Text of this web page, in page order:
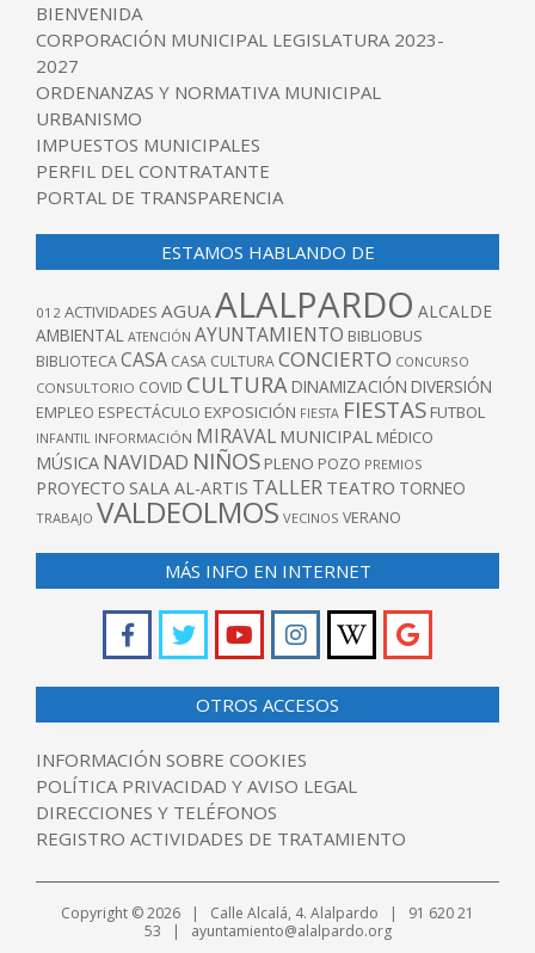
BIENVENIDA
CORPORACIÓN MUNICIPAL LEGISLATURA 2023-
2027
ORDENANZAS Y NORMATIVA MUNICIPAL
URBANISMO
IMPUESTOS MUNICIPALES
PERFIL DEL CONTRATANTE
PORTAL DE TRANSPARENCIA
ESTAMOS HABLANDO DE
012 ACTIVIDADES AGUAALALPARDO ALCALDE
AMBIENTAL ATENCIÓN AYUNTAMIENTO BIBLIOBUS
BIBLIOTECACASA CASA CULTURACONCIERTO CONCURSO
CONSULTORIO COVID CULTURA DINAMIZACIÓN DIVERSIÓN
EMPLEO ESPECTÁCULO EXPOSICIÓN FIESTA FIESTAS FUTBOL
INFANTIL INFORMACIÓN MIRAVAL MUNICIPAL MÉDICO
MÚSICA NAVIDAD NIÑOS PLENO POZO PREMIOS
PROYECTO SALA AL-ARTIS TALLER TEATRO TORNEO
TRABAJO VALDEOLMOS VECINOS VERANO
MÁS INFO EN INTERNET
OTROS ACCESOS
INFORMACIÓN SOBRE COOKIES
POLÍTICA PRIVACIDAD Y AVISO LEGAL
DIRECCIONES Y TELÉFONOS
REGISTRO ACTIVIDADES DE TRATAMIENTO
Copyright © 2026 | Calle Alcalá, 4. Alalpardo | 91 620 21
53 | ayuntamiento@alalpardo.org